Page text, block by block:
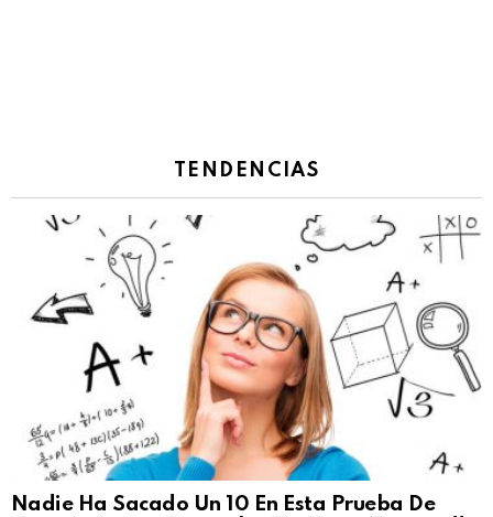
TENDENCIAS
Nadie Ha Sacado Un 10 En Esta Prueba De